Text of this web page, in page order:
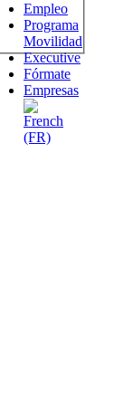
Empleo
Programa
Movilidad
Executive
Fórmate
Empresas